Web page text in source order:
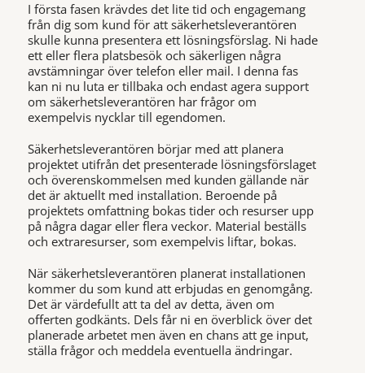
I första fasen krävdes det lite tid och engagemang
från dig som kund för att säkerhetsleverantören
skulle kunna presentera ett lösningsförslag. Ni hade
ett eller flera platsbesök och säkerligen några
avstämningar över telefon eller mail. I denna fas
kan ni nu luta er tillbaka och endast agera support
om säkerhetsleverantören har frågor om
exempelvis nycklar till egendomen.
Säkerhetsleverantören börjar med att planera
projektet utifrån det presenterade lösningsförslaget
och överenskommelsen med kunden gällande när
det är aktuellt med installation. Beroende på
projektets omfattning bokas tider och resurser upp
på några dagar eller flera veckor. Material beställs
och extraresurser, som exempelvis liftar, bokas.
När säkerhetsleverantören planerat installationen
kommer du som kund att erbjudas en genomgång.
Det är värdefullt att ta del av detta, även om
offerten godkänts. Dels får ni en överblick över det
planerade arbetet men även en chans att ge input,
ställa frågor och meddela eventuella ändringar.